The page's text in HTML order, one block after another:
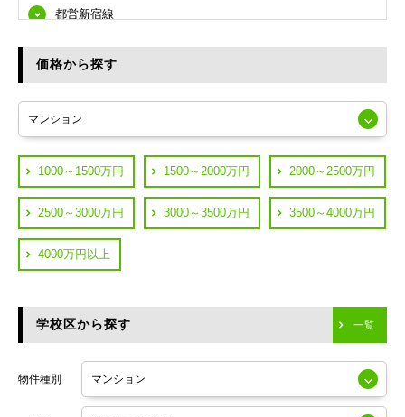
世田谷区
渋谷区
練馬区
葛飾区
横浜市鶴見区
横浜市神奈川区
川崎市川崎区
川崎市中原区
川崎市高津区
都営新宿線
都営浅草線
JR中央線
JR中央・総武線
東京メトロ日比谷線
小田急線
東京メトロ半蔵門線
価格から探す
1000～1500万円 1500～2000万円 2000～2500万円
2500～3000万円 3000～3500万円 3500～4000万円
4000万円以上
学校区から探す 一覧
物件種別